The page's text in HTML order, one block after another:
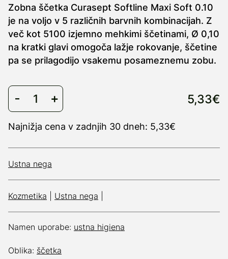
Zobna ščetka Curasept Softline Maxi Soft 0.10
je na voljo v 5 različnih barvnih kombinacijah. Z
več kot 5100 izjemno mehkimi ščetinami, Ø 0,10
na kratki glavi omogoča lažje rokovanje, ščetine
pa se prilagodijo vsakemu posameznemu zobu.
5,33€
Najnižja cena v zadnjih 30 dneh: 5,33€
Ustna nega
Kozmetika Ustna nega
Namen uporabe: ustna higiena
Oblika: ščetka